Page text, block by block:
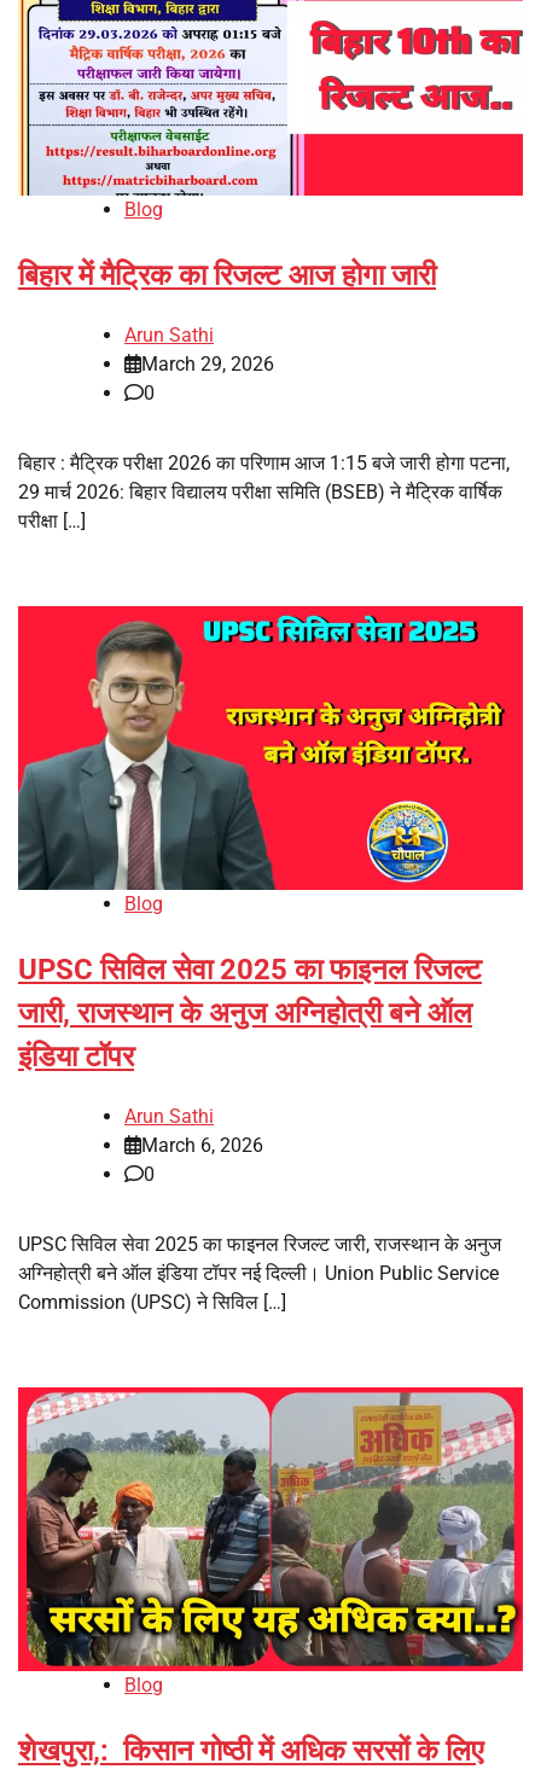
Blog
बिहार में मैट्रिक का रिजल्ट आज होगा जारी
Arun Sathi
March 29, 2026
0
बिहार : मैट्रिक परीक्षा 2026 का परिणाम आज 1:15 बजे जारी होगा पटना,
29 मार्च 2026: बिहार विद्यालय परीक्षा समिति (BSEB) ने मैट्रिक वार्षिक
परीक्षा […]
Blog
UPSC सिविल सेवा 2025 का फाइनल रिजल्ट
जारी, राजस्थान के अनुज अग्निहोत्री बने ऑल
इंडिया टॉपर
Arun Sathi
March 6, 2026
0
UPSC सिविल सेवा 2025 का फाइनल रिजल्ट जारी, राजस्थान के अनुज
अग्निहोत्री बने ऑल इंडिया टॉपर नई दिल्ली। Union Public Service
Commission (UPSC) ने सिविल […]
Blog
शेखपुरा,: किसान गोष्ठी में अधिक सरसों के लिए